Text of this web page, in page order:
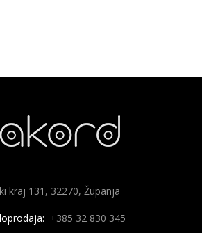
kraj 131, 32270, Županja
+385 32 830 345